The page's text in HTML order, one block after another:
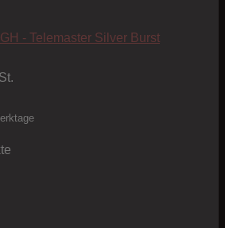
- Telemaster Silver Burst